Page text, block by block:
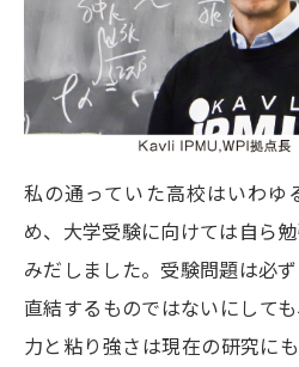
私の通っていた高校はいわゆ
め、大学受験に向けては自ら
みだしました。受験問題は必
直結するものではないにして
力と粘り強さは現在の研究に